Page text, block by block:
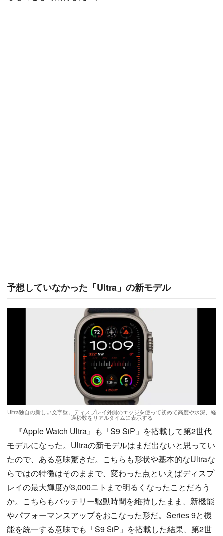
予想していなかった「Ultra」の新モデル
Ultra独自の新しい文字盤。ディスプレイ外側のエッジを使って初めて高度や水深、経
過秒数をリアルタイムに表示する
『Apple Watch Ultra』も「S9 SiP」を搭載して第2世代
モデルになった。Ultraの新モデルはまだ出ないと思ってい
たので、ある意味驚きだ。こちらも形状や基本的なUltraな
らではの特徴はそのままで、変わった点といえばディスプ
レイの最大輝度が3,000ニトまで明るくなったことだろう
か。こちらもバッテリー駆動時間を維持したまま、新機能
やパフォーマンスアップをおこなった形だ。Series 9と機
能を統一する意味でも「S9 SiP」を搭載した結果、第2世